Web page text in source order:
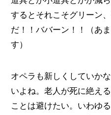
するとそれこそグリーン
だ！！ババーン！！（あ
す）
オペラも新しくしていか
いよね。老人が死に絶え
ことは避けたい。いわゆ